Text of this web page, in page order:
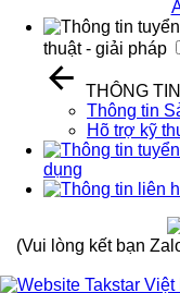
thuật - giải pháp
THÔNG
Thông tin
Hõ trợ kỹ
dụng
(Vui lòng kết bạn